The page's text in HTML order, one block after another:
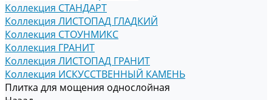
Коллекция СТАНДАРТ
Коллекция ЛИСТОПАД ГЛАДКИЙ
Коллекция СТОУНМИКС
Коллекция ГРАНИТ
Коллекция ЛИСТОПАД ГРАНИТ
Коллекция ИСКУССТВЕННЫЙ КАМЕНЬ
Плитка для мощения однослойная